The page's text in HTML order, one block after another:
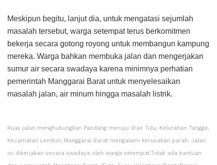
Meskipun begitu, lanjut dia, untuk mengatasi sejumlah
masalah tersebut, warga setempat terus berkomitmen
bekerja secara gotong royong untuk membangun kampung
mereka. Warga bahkan membuka jalan dan mengerjakan
sumur air secara swadaya karena minimnya perhatian
pemerintah Manggarai Barat untuk menyelesaikan
masalah jalan, air minum hingga masalah listrik.
Ruas jalan menghubungkan Pandang menuju Wae Tulu, Kelurahan Tangge,
Kecamatan Lembor, Manggarai Barat mengalami kerusakan parah. Jalan
ini dikerjakan secara swadaya oleh warga setempat.Tidak ada bantuan